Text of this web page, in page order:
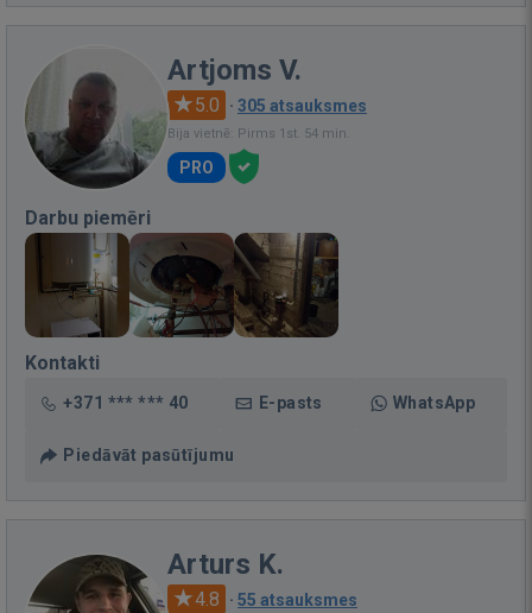
Artjoms V.
5.0 · 305 atsauksmes
Bija vietnē: Pirms 1st. 54 min.
PRO
Darbu piemēri
Kontakti
+371 *** *** 40 E-pasts WhatsApp
Piedāvāt pasūtījumu
Arturs K.
4.8 · 55 atsauksmes